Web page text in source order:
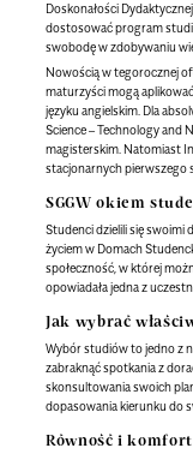
Doskonałości
dostosować program
swobodę w zdobywaniu
Nowością w tegorocznej
maturzyści mogą
języku angielskim. Dla
Science – Technology and
magisterskim. Natomiast
stacjonarnych pierwszego
SGGW okiem
Studenci dzielili się swoimi
życiem w Domach
społeczność, w której
opowiadała jedna z
Jak wybrać
Wybór studiów to jedno z
zabraknąć spotkania z
skonsultowania swoich
dopasowania kierunku do
Równość i